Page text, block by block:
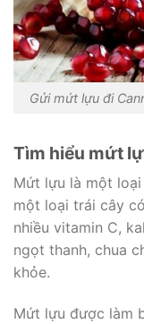
Gửi mứt lựu đi
Tìm hiểu mứt
Mứt lựu là một
một loại trái cây
nhiều vitamin C,
ngọt thanh, chua
khỏe.
Mứt lựu được làm